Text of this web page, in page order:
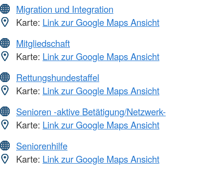
Migration und Integration
Karte: Link zur Google Maps Ansicht
Mitgliedschaft
Karte: Link zur Google Maps Ansicht
Rettungshundestaffel
Karte: Link zur Google Maps Ansicht
Senioren -aktive Betätigung/Netzwerk-
Karte: Link zur Google Maps Ansicht
Seniorenhilfe
Karte: Link zur Google Maps Ansicht